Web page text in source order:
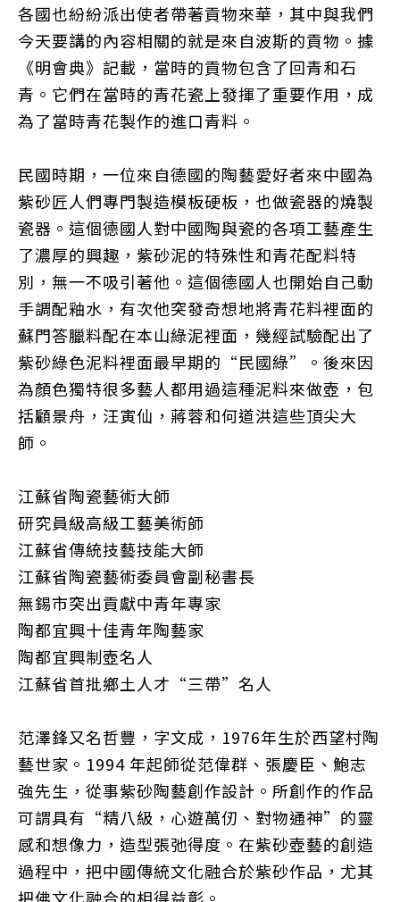
各國也紛紛派出使者帶著貢物來華，其中與我們
今天要講的內容相關的就是來自波斯的貢物。據
《明會典》記載，當時的貢物包含了回青和石
青。它們在當時的青花瓷上發揮了重要作用，成
為了當時青花製作的進口青料。
民國時期，一位來自德國的陶藝愛好者來中國為
紫砂匠人們專門製造模板硬板，也做瓷器的燒製
瓷器。這個德國人對中國陶與瓷的各項工藝產生
了濃厚的興趣，紫砂泥的特殊性和青花配料特
別，無一不吸引著他。這個德國人也開始自己動
手調配釉水，有次他突發奇想地將青花料裡面的
蘇門答臘料配在本山綠泥裡面，幾經試驗配出了
紫砂綠色泥料裡面最早期的“民國綠”。後來因
為顏色獨特很多藝人都用過這種泥料來做壺，包
括顧景舟，汪寅仙，蔣蓉和何道洪這些頂尖大
師。
江蘇省陶瓷藝術大師
研究員級高級工藝美術師
江蘇省傳統技藝技能大師
江蘇省陶瓷藝術委員會副秘書長
無錫市突出貢獻中青年專家
陶都宜興十佳青年陶藝家
陶都宜興制壺名人
江蘇省首批鄉土人才“三帶”名人
范澤鋒又名哲豐，字文成，1976年生於西望村陶
藝世家。1994 年起師從范偉群、張慶臣、鮑志
強先生，從事紫砂陶藝創作設計。所創作的作品
可謂具有“精八級，心遊萬仞、對物通神”的靈
感和想像力，造型張弛得度。在紫砂壺藝的創造
過程中，把中國傳統文化融合於紫砂作品，尤其
把佛文化融合的相得益彰。